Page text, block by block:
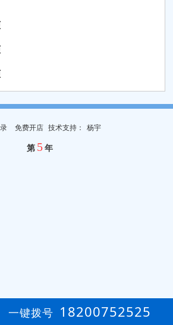
免费开店 技术支持 ： 杨宇
第 5年
一键拨号 18200752525